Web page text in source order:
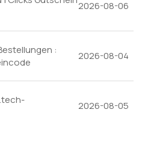
2026-08-06
:
2026-08-04
2026-08-05